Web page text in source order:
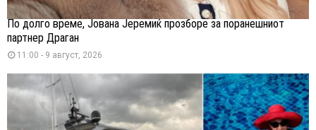
По долго време, Јована Јеремиќ прозборе за поранешниот
партнер Драган
11:00 - 9 август, 2026